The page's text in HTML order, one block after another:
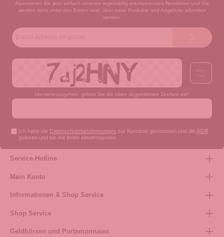
Abonnieren Sie jetzt einfach unseren regelmäßig erscheinenden Newsletter und Sie
werden stets unter den Ersten sein, über neue Produkte und Angebote informiert
werden.
Um weiterzugehen, geben Sie die oben abgebildeten Zeichen ein*
Ich habe die Datenschutzbestimmungen zur Kenntnis genommen und die AGB
gelesen und bin mit ihnen einverstanden.
Service-Hotline
Mein Konto
Informationen & Shop Service
Shop Service
Geldbörsen und Portemonnaies